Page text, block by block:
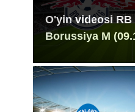
O'yin videosi RB
Borussiya M